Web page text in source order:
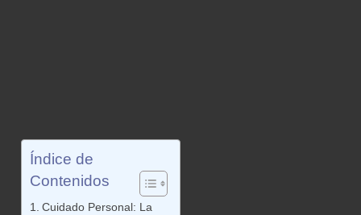
Índice de
Contenidos
Cuidado Personal: La